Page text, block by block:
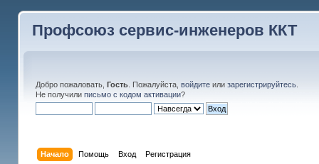
Профсоюз сервис-инженеров ККТ
Добро пожаловать, Гость. Пожалуйста, войдитеили зарегистрируйтесь.
Не получили письмо с кодом активации?
Начало Помощь Вход Регистрация